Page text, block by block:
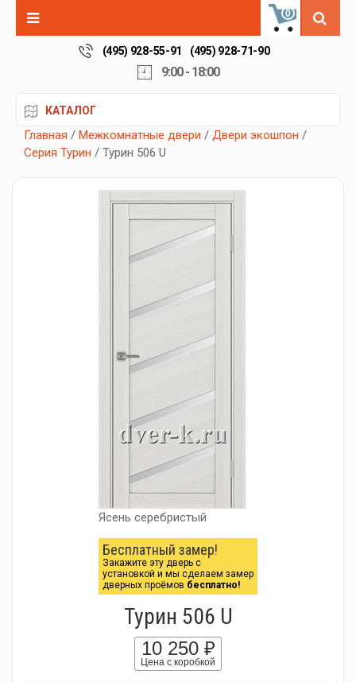
0
(495) 928-55-91 (495) 928-71-90
9:00 - 18:00
КАТАЛОГ
Главная / Межкомнатные двери / Двери экошпон /
Серия Турин / Турин 506 U
Ясень серебристый
Бесплатный замер!
Закажите эту дверь с
установкой и мы сделаем замер
дверных проёмов бесплатно!
Турин 506 U
10 250 ₽
Цена с коробкой